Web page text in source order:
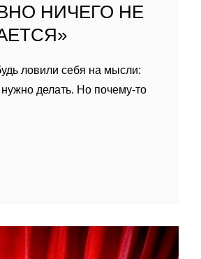
НИЧЕГО НЕ
ловили себя на мысли:
делать. Но почему-то